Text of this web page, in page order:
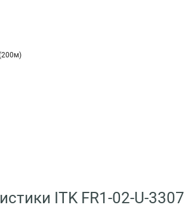
ITK FR1-02-U-3307